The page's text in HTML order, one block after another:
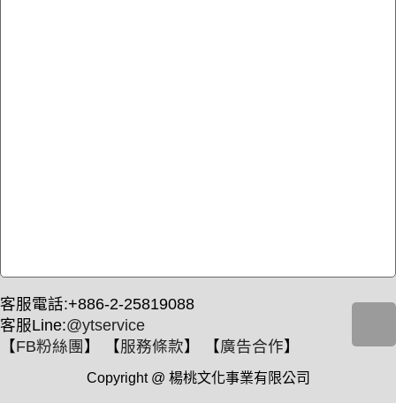
客服電話:+886-2-25819088
客服Line:@ytservice
【FB粉絲團 】 【服務條款】 【廣告合作】
Copyright @ 楊桃文化事業有限公司